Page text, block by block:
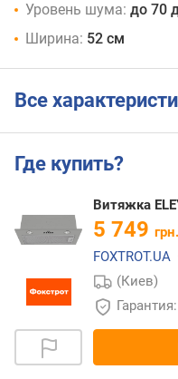
Уровень шума: до 70
Ширина: 52 см
Все
Где купить?
Витяжка
5 749 грн.
FOXTROT.UA
(Киев)